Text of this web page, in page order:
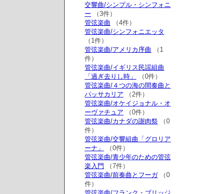
交響曲/シンプル・シンフォニ
ー （3件）
管弦楽曲 （4件）
管弦楽曲/シンフォニエッタ
（1件）
管弦楽曲/アメリカ序曲 （1
件）
管弦楽曲/イギリス民謡組曲
「過ぎ去りし時」
（0件）
管弦楽曲/４つの海の間奏曲と
パッサカリア （2件）
管弦楽曲/オケイジョナル・オ
ーヴァチュア （0件）
管弦楽曲/カナダの謝肉祭 （0
件）
管弦楽曲/交響組曲「グロリア
ーナ」
（0件）
管弦楽曲/青少年のための管弦
楽入門
（7件）
管弦楽曲/前奏曲とフーガ（0
件）